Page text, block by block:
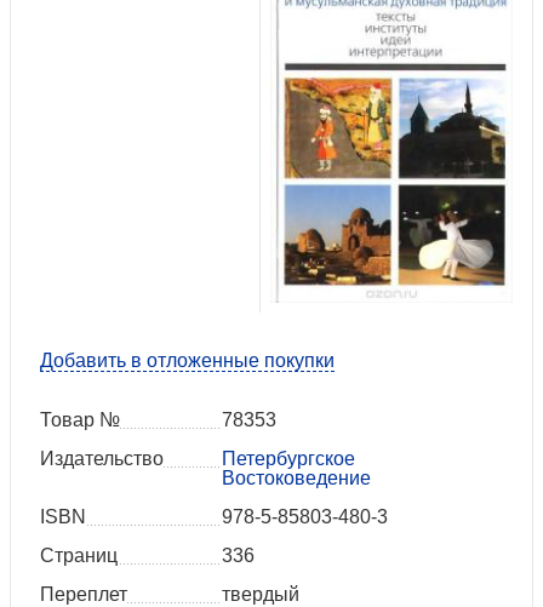
Добавить в отложенные покупки
Товар №
78353
Издательство
Петербургское
Востоковедение
ISBN
978-5-85803-480-3
Страниц
336
Переплет
твердый